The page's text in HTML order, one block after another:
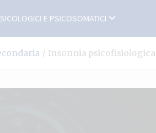
E PSICOSOMATICI
Insonnia